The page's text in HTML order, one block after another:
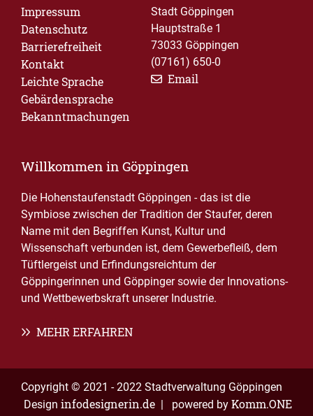
Impressum
Datenschutz
Barrierefreiheit
Kontakt
Leichte Sprache
Gebärdensprache
Bekanntmachungen
Stadt Göppingen
Hauptstraße 1
73033 Göppingen
(07161) 650-0
Email
Willkommen in Göppingen
Die Hohenstaufenstadt Göppingen - das ist die
Symbiose zwischen der Tradition der Staufer, deren
Name mit den Begriffen Kunst, Kultur und
Wissenschaft verbunden ist, dem Gewerbefleiß, dem
Tüftlergeist und Erfindungsreichtum der
Göppingerinnen und Göppinger sowie der Innovations-
und Wettbewerbskraft unserer Industrie.
MEHR ERFAHREN
Copyright © 2021 - 2022 Stadtverwaltung Göppingen
Design infodesignerin.de | powered by Komm.ONE